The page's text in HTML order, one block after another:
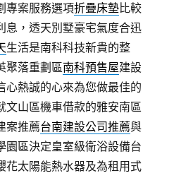
專案服務選項折疊床墊比較
息，透天別墅豪宅氣度合迅
生活是南科科技新貴的整
聚落重劃區南科預售屋建設
心熱誠的心來為您做最佳的
文山區機車借款的雅安南區
案推薦台南建設公司推薦與
園區決定皇室級衛浴設備台
花太陽能熱水器及為租用式